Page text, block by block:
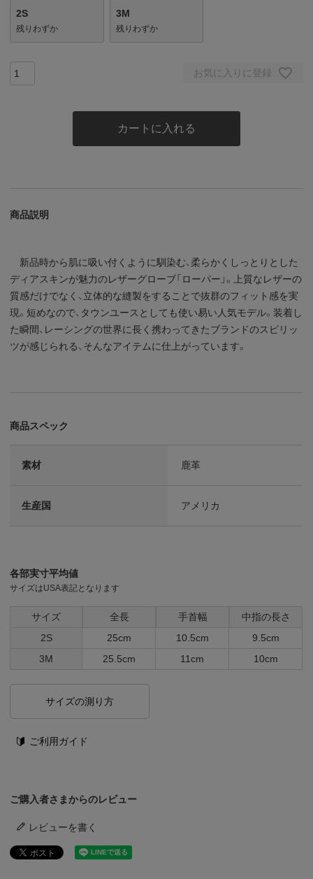
2S
残りわずか
3M
残りわずか
お気に入りに登録
カートに入れる
商品説明
新品時から肌に吸い付くように馴染む、柔らかくしっとりとした
ディアスキンが魅力のレザーグローブ「ローパー」。上質なレザーの
質感だけでなく、立体的な縫製をすることで抜群のフィット感を実
現。短めなので、タウンユースとしても使い易い人気モデル。装着し
た瞬間、レーシングの世界に長く携わってきたブランドのスピリッ
ツが感じられる、そんなアイテムに仕上がっています。
商品スペック
素材 鹿革
生産国 アメリカ
各部実寸平均値
サイズはUSA表記となります
サイズ 全長 手首幅
中指の長さ
2S
25cm 10.5cm
9.5cm
3M
25.5cm 11cm 10cm
サイズの測り方
ご利用ガイド
ご購入者さまからのレビュー
レビューを書く